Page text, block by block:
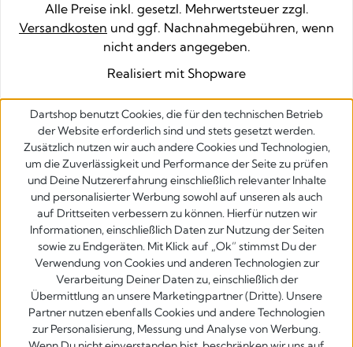
Alle Preise inkl. gesetzl. Mehrwertsteuer zzgl.
Versandkosten und ggf. Nachnahmegebühren, wenn
nicht anders angegeben.
Realisiert mit Shopware
Dartshop benutzt Cookies, die für den technischen Betrieb
der Website erforderlich sind und stets gesetzt werden.
Zusätzlich nutzen wir auch andere Cookies und Technologien,
um die Zuverlässigkeit und Performance der Seite zu prüfen
und Deine Nutzererfahrung einschließlich relevanter Inhalte
und personalisierter Werbung sowohl auf unseren als auch
auf Drittseiten verbessern zu können. Hierfür nutzen wir
Informationen, einschließlich Daten zur Nutzung der Seiten
sowie zu Endgeräten. Mit Klick auf „Ok” stimmst Du der
Verwendung von Cookies und anderen Technologien zur
Verarbeitung Deiner Daten zu, einschließlich der
Übermittlung an unsere Marketingpartner (Dritte). Unsere
Partner nutzen ebenfalls Cookies und andere Technologien
zur Personalisierung, Messung und Analyse von Werbung.